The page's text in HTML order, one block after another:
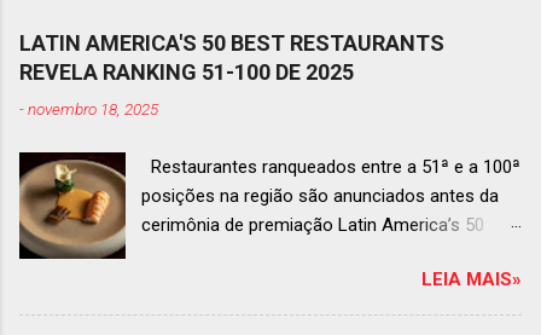
LATIN AMERICA'S 50 BEST RESTAURANTS
REVELA RANKING 51-100 DE 2025
-novembro 18, 2025
Restaurantes ranqueados entre a 51ª e a 100ª
posições na região são anunciados antes da
cerimônia de premiação Latin America’s 50
de dezembro em Antígua, Guatemala
Prato do Origem, o brasileiro mais
LEIA MAIS»